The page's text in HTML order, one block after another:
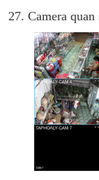
27. Camera